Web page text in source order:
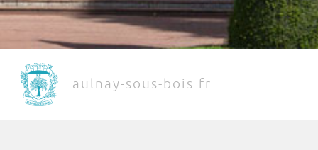
aulnay-sous-bois.fr